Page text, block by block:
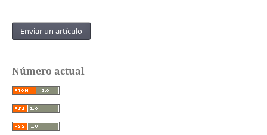
Enviar un artículo
Journal
Systems
Número actual